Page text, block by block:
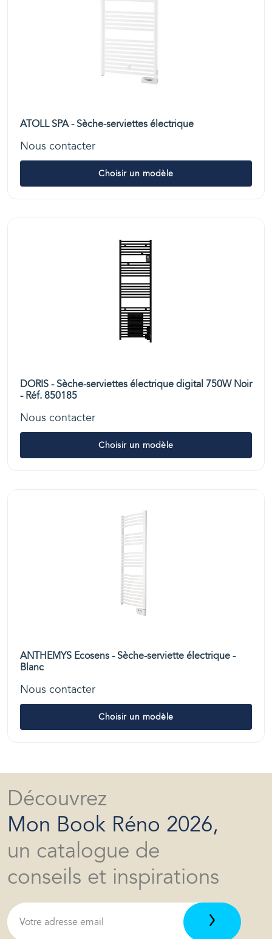
ATOLL SPA - Sèche-serviettes électrique
Nous contacter
Choisir un modèle
DORIS - Sèche-serviettes électrique digital 750W Noir
- Réf. 850185
Nous contacter
Choisir un modèle
ANTHEMYS Ecosens - Sèche-serviette électrique -
Blanc
Nous contacter
Choisir un modèle
Découvrez
Mon Book Réno 2026,
un catalogue de
conseils et inspirations